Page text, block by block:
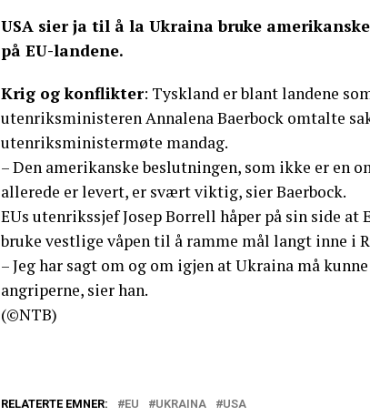
USA sier ja til å la Ukraina bruke
på EU-landene.
Krig og konflikter: Tyskland er blant landene
utenriksministeren Annalena Baerbock omtalte
utenriksministermøte mandag.
– Den amerikanske beslutningen, som ikke er en
allerede er levert, er svært viktig, sier Baerbock.
EUs utenrikssjef Josep Borrell håper på sin side
bruke vestlige våpen til å ramme mål langt inne i
– Jeg har sagt om og om igjen at Ukraina må
angriperne, sier han.
(©NTB)
RELATERTE EMNER: EU UKRAINA USA